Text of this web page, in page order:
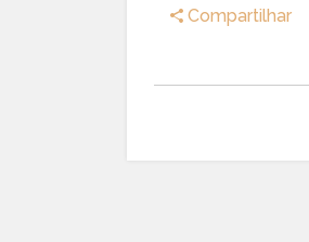
Compartilhar